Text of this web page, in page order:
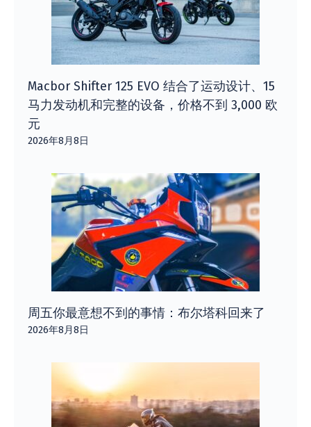
Macbor Shifter 125 EVO 结合了运动设计、15
马力发动机和完整的设备，价格不到 3,000 欧
元
2026年8月8日
周五你最意想不到的事情：布尔塔科回来了
2026年8月8日